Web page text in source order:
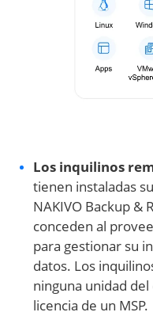
Los inquilinos
tienen instaladas
NAKIVO Backup &
conceden al
para gestionar su
datos. Los
ninguna unidad
licencia de un MSP.